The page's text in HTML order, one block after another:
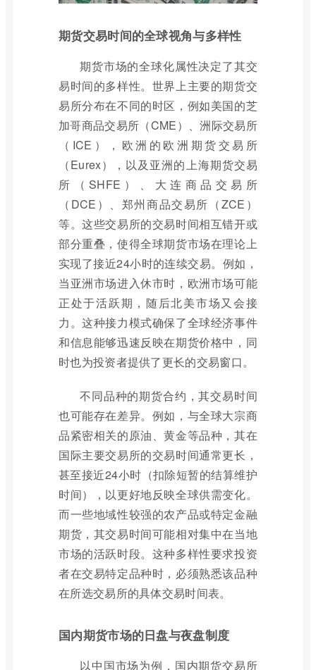
期货交易时间的全球视角与多样性
期货市场的全球化属性决定了其交
易时间的多样性。世界上主要的期货交
易所分布在不同的时区，例如美国的芝
加哥商品交易所（CME）、洲际交易所
（ICE），欧洲的欧洲期货交易所
（Eurex），以及亚洲的上海期货交易
所（SHFE）、大连商品交易所
（DCE）、郑州商品交易所（ZCE）
等。这些交易所的交易时间相互错开或
部分重叠，使得全球期货市场在理论上
实现了接近24小时的连续交易。例如，
当亚洲市场进入休市时，欧洲市场可能
正处于活跃期，随后北美市场又会接
力。这种接力模式确保了全球经济事件
和信息能够迅速反映在期货价格中，同
时也为投资者提供了更长的交易窗口。
不同品种的期货合约，其交易时间
也可能存在差异。例如，与全球大宗商
品紧密相关的原油、黄金等品种，其在
国际主要交易所的交易时间通常更长，
甚至接近24小时（扣除短暂的结算维护
时间），以更好地反映全球供需变化。
而一些地域性较强的农产品或特定金融
期货，其交易时间可能相对集中在当地
市场的活跃时段。这种多样性要求投资
者在交易特定品种时，必须熟悉该品种
在所选交易所的具体交易时间表。
国内期货市场的日盘与夜盘制度
以中国市场为例，国内期货交易所